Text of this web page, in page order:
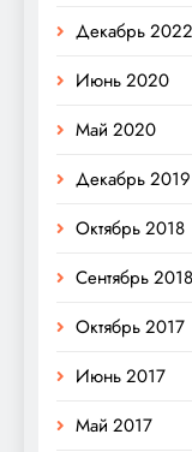
Декабрь 2022
Июнь 2020
Май 2020
Декабрь 2019
Октябрь 2018
Сентябрь 2018
Октябрь 2017
Июнь 2017
Май 2017